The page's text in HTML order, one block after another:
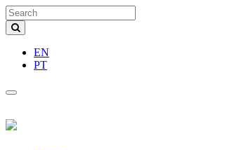
Navegação
Conteúdo
principal
Barra
EN
PT
Toggle